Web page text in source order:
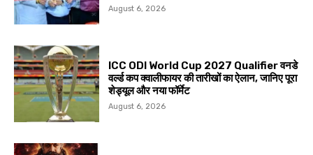
August 6, 2026
ICC ODI World Cup 2027 Qualifier वनडे
वर्ल्ड कप क्वालीफायर की तारीखों का ऐलान, जानिए पूरा
शेड्यूल और नया फॉर्मेट
August 6, 2026